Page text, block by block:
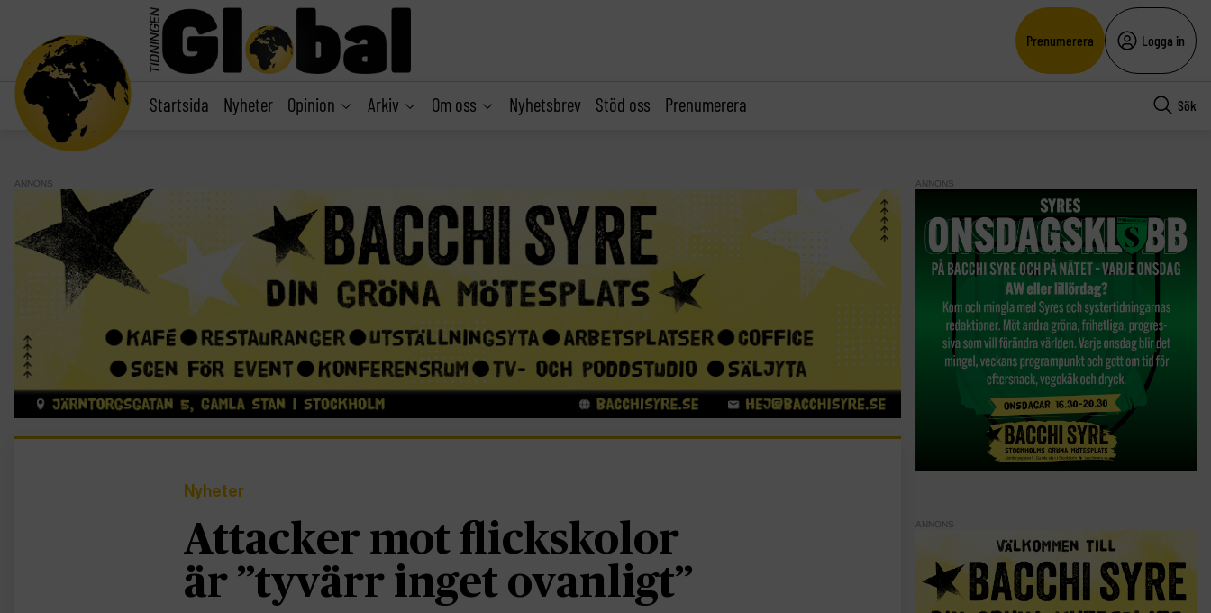
Prenumerera Logga in
Startsida Nyheter Opinion Arkiv Om oss Nyhetsbrev Stöd oss Prenumerera Sök
ANNONS
Nyheter
Attacker mot flickskolor
är ”tyvärr inget ovanligt”
ANNONS
ANNONS